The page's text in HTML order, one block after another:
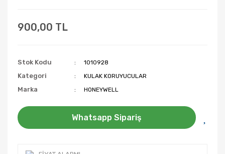
900,00 TL
Stok Kodu 1010928
Kategori KULAK KORUYUCULAR
Marka HONEYWELL
Whatsapp Sipariş